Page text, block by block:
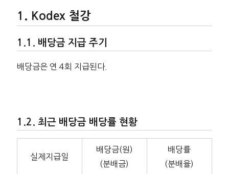
Kodex 철강
배당금 지급 주기
배당금은 연 4회 지급된다.
최근 배당금 배당률 현황
실제지급일
배당금(원)
(분배금)
배당률
(분배율)